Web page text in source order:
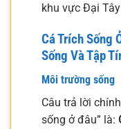
khu vực Đại
Cá Trích Sống
Sống Và Tập
Môi trường sống
Câu trả lời
sống ở đâu” là: